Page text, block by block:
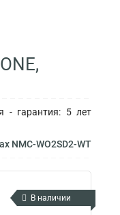
- гарантия: 5 лет
NMC-WO2SD2-WT
В наличии